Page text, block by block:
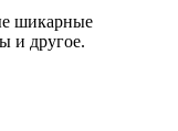
шикарные
и другое.